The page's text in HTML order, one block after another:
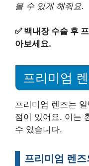
볼 수 있게 해줘요.
✅ 백내장 수술 후
아보세요.
프리미엄
프리미엄 렌즈는
점이 있어요. 이는
수 있습니다.
프리미엄 렌